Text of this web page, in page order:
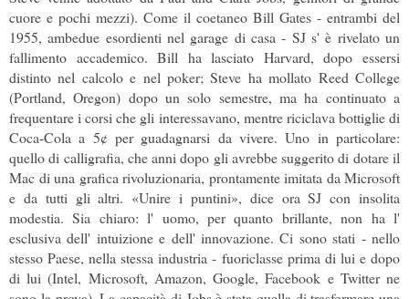
cuore e pochi mezzi). Come il coetaneo Bill Gates - entrambi del
1955, ambedue esordienti nel garage di casa - SJ s' è rivelato un
fallimento accademico. Bill ha lasciato Harvard, dopo essersi
distinto nel calcolo e nel poker; Steve ha mollato Reed College
(Portland, Oregon) dopo un solo semestre, ma ha continuato a
frequentare i corsi che gli interessavano, mentre riciclava bottiglie di
Coca-Cola a 5¢ per guadagnarsi da vivere. Uno in particolare:
quello di calligrafia, che anni dopo gli avrebbe suggerito di dotare il
Mac di una grafica rivoluzionaria, prontamente imitata da Microsoft
e da tutti gli altri. «Unire i puntini», dice ora SJ con insolita
modestia. Sia chiaro: l' uomo, per quanto brillante, non ha l'
esclusiva dell' intuizione e dell' innovazione. Ci sono stati - nello
stesso Paese, nella stessa industria - fuoriclasse prima di lui e dopo
di lui (Intel, Microsoft, Amazon, Google, Facebook e Twitter ne